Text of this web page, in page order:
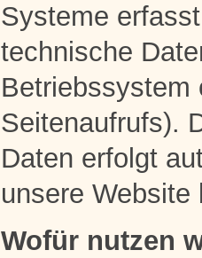
Systeme
technische
Betriebssystem
Seitenaufrufs).
Daten erfolgt
unsere Website
Wofür nutzen